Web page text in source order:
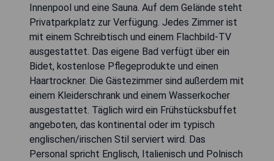
Innenpool und eine Sauna. Auf dem Gelände steht
Privatparkplatz zur Verfügung. Jedes Zimmer ist
mit einem Schreibtisch und einem Flachbild-TV
ausgestattet. Das eigene Bad verfügt über ein
Bidet, kostenlose Pflegeprodukte und einen
Haartrockner. Die Gästezimmer sind außerdem mit
einem Kleiderschrank und einem Wasserkocher
ausgestattet. Täglich wird ein Frühstücksbuffet
angeboten, das kontinental oder im typisch
englischen/irischen Stil serviert wird. Das
Personal spricht Englisch, Italienisch und Polnisch